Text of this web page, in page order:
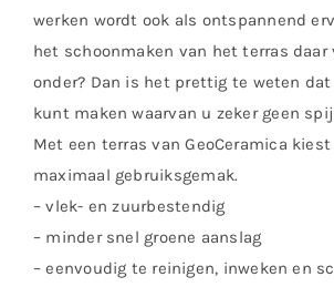
werken wordt ook als ontspannend
het schoonmaken van het terras daar
onder? Dan is het prettig te weten dat
kunt maken waarvan u zeker geen
Met een terras van GeoCeramica
maximaal gebruiksgemak.
– vlek- en zuurbestendig
– minder snel groene aanslag
– eenvoudig te reinigen, inweken en